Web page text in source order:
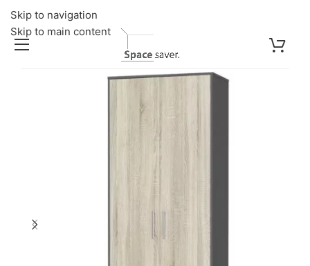
Skip to navigation
Skip to main content